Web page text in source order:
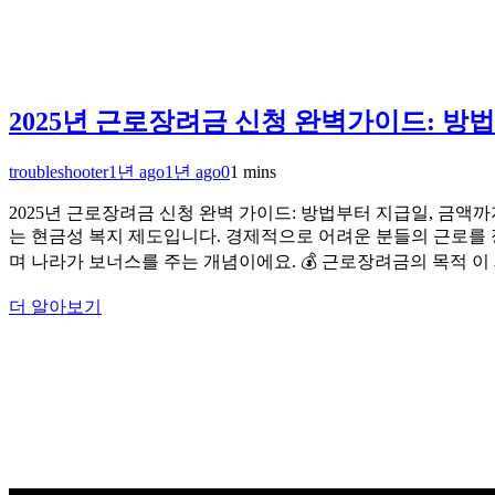
2025년 근로장려금 신청 완벽가이드: 방
troubleshooter1년 ago1년 ago01 mins
2025년 근로장려금 신청 완벽 가이드: 방법부터 지급일, 금액
는 현금성 복지 제도입니다. 경제적으로 어려운 분들의 근로
며 나라가 보너스를 주는 개념이에요. 💰 근로장려금의 목적
더 알아보기